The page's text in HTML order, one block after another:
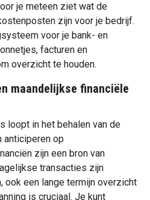
je meteen ziet wat de
zijn voor je bedrijf.
voor je bank- en
facturen en
overzicht te houden.
maandelijkse financiële
loopt in het behalen van de
anticiperen op
zijn een bron van
transacties zijn
ook een lange termijn overzicht
is cruciaal. Je kunt